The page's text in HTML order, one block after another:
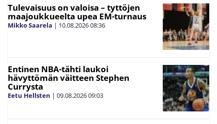
Tulevaisuus on valoisa – tyttöjen
maajoukkueelta upea EM-turnaus
Mikko Saarela | 10.08.202608:36
Entinen NBA-tähti laukoi
hävyttömän väitteen Stephen
Currysta
Eetu Hellsten | 09.08.202609:03